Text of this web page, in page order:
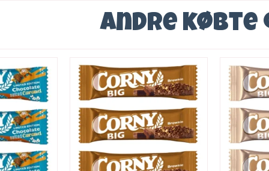
Andre købte